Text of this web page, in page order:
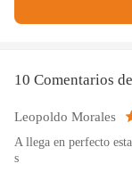
10 Comentarios
Leopoldo Morales
A llega en perfecto
s